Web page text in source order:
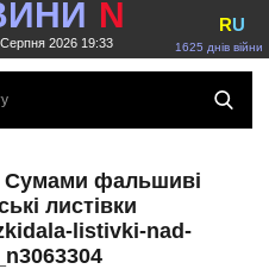
N
2026 19:33 1625 днів війни
RU
Сумами фальшиві
листівки
listivki-nad-